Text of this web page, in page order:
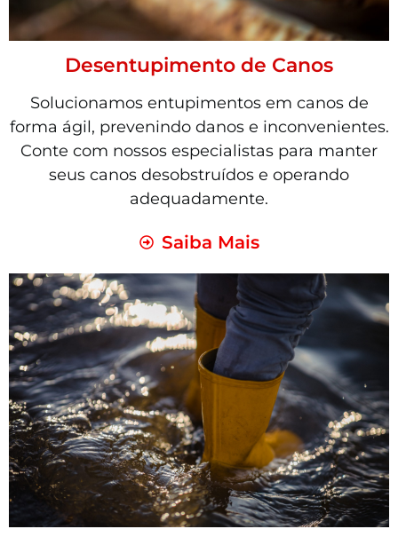
Desentupimento de Canos
Solucionamos entupimentos em canos de
forma ágil, prevenindo danos e inconvenientes.
Conte com nossos especialistas para manter
seus canos desobstruídos e operando
adequadamente.
Saiba Mais